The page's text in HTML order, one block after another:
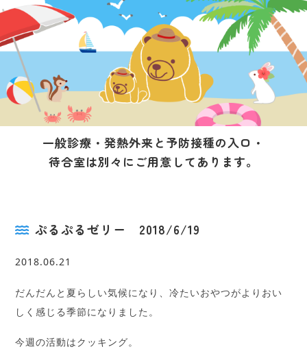
一般診療・発熱外来と予防接種の入口・
待合室は別々にご用意してあります。
ぷるぷるゼリー 2018/6/19
2018.06.21
だんだんと夏らしい気候になり、冷たいおやつがよりおい
しく感じる季節になりました。
今週の活動はクッキング。